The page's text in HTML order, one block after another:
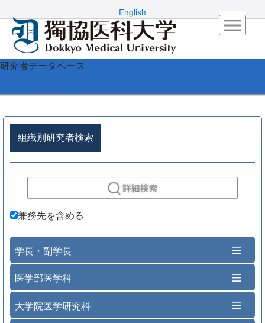
English
研究者データベース
組織別研究者検索
兼務先を含める
学長・副学長
医学部医学科
大学院医学研究科